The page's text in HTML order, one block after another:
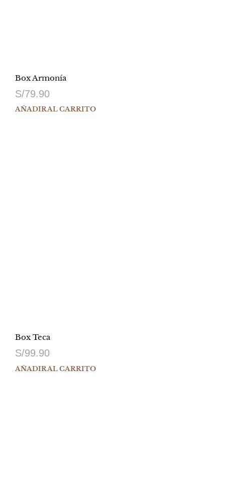
Box Armonía
S/79.90
AÑADIR AL CARRITO
Box Teca
S/99.90
AÑADIR AL CARRITO